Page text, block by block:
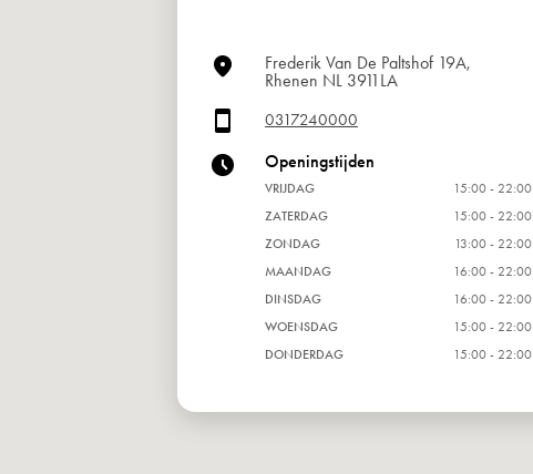
Frederik Van De Paltshof 19A,
Rhenen NL 3911LA
0317240000
Openingstijden
VRIJDAG
15:00 - 22:00
ZATERDAG
15:00 - 22:00
ZONDAG
13:00 - 22:00
MAANDAG
16:00 - 22:00
DINSDAG
16:00 - 22:00
WOENSDAG
15:00 - 22:00
DONDERDAG
15:00 - 22:00